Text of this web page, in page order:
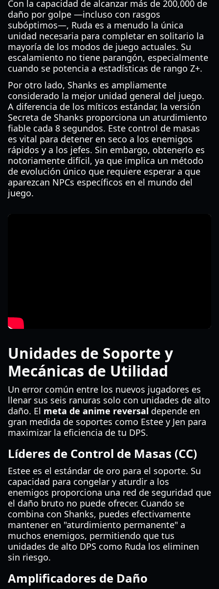
Con la capacidad de alcanzar más de 200,000 de
daño por golpe —incluso con rasgos
subóptimos—, Ruda es a menudo la única
unidad necesaria para completar en solitario la
mayoría de los modos de juego actuales. Su
escalamiento no tiene parangón, especialmente
cuando se potencia a estadísticas de rango Z+.
Por otro lado, Shanks es ampliamente
considerado la mejor unidad general del juego.
A diferencia de los míticos estándar, la versión
Secreta de Shanks proporciona un aturdimiento
fiable cada 8 segundos. Este control de masas
es vital para detener en seco a los enemigos
rápidos y a los jefes. Sin embargo, obtenerlo es
notoriamente difícil, ya que implica un método
de evolución único que requiere esperar a que
aparezcan NPCs específicos en el mundo del
juego.
Unidades de Soporte y
Mecánicas de Utilidad
Un error común entre los nuevos jugadores es
llenar sus seis ranuras solo con unidades de alto
daño. El meta de anime reversal depende en
gran medida de soportes como Estee y Jen para
maximizar la eficiencia de tu DPS.
Líderes de Control de Masas (CC)
Estee es el estándar de oro para el soporte. Su
capacidad para congelar y aturdir a los
enemigos proporciona una red de seguridad que
el daño bruto no puede ofrecer. Cuando se
combina con Shanks, puedes efectivamente
mantener en "aturdimiento permanente" a
muchos enemigos, permitiendo que tus
unidades de alto DPS como Ruda los eliminen
sin riesgo.
Amplificadores de Daño